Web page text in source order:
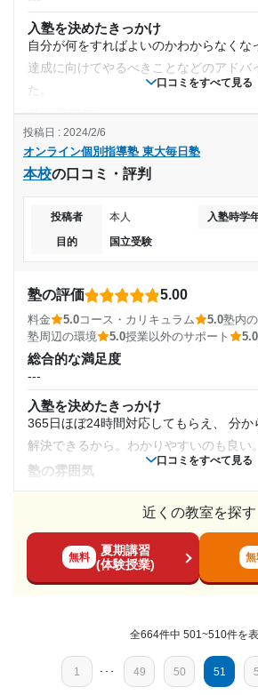
を受けてモチベーションを保ちつつ、
思う
---
塾からの返信
「東大毎日塾のメンターさんは、毎日
て、親身になってくださるので、ちょ
るため、入塾を決めた。」とのお言葉
引き続き国立受験という目標達成に向
トさせていただきます。
ご連絡いただけますと幸いでございま
引き続きよろしくお願いいたします。
※料金は口コミされた方が支払った金額の目安です
能性がございますので、詳しくは塾にお問い合わせ
通年
通塾頻度
1日あたりの授業時間
---
月額料金
目的の達成度
達成
一人で勉強するのに、モチベ管理、学
ぼり癖がなくせないなどの悩みがあっ
これらの悩みは消えたので達成された
「一人で勉強するのに、モチベ管理、
さぼり癖がなくせないなどの悩みがあ
て、これらの悩みは消えたので達成さ
す。
利用詳細
受講コース
通年
通塾頻度
---
1日あたりの授業時間
---
50,000円〜100,000円
目的の達成度
目的の達成理由
口コミをすべて見る
入塾を決めたきっかけ
自分が何をすればよいのかわからなくな
達成に向けてやるべきことなどのアドバ
た。
---
料金
メンターと１対１で話すことができ、学
い。
コース・カリキュラム
イントについてメンターからアドバイス
---
塾内の環境
メンターとはパソコンで１対１で話をし
塾周辺の環境
オンラインで自分の好きな時間に相談で
るので、とくに問題はない。
学習についての悩みや生活リズム等につ
をしてもらえてとても参考になる。
利用詳細
通塾期間
入塾時の学年
口コミをすべて見る
オンライン個別指導塾 東大毎日塾
本校の口コミ・評判
投稿日 : 2024/2/6
投稿者 本人 入塾時学
目的
国立受験
塾の評価 5.00
料金 5.0コース・カリキュラム 5.0塾内
塾周辺の環境
5.0授業以外のサポート 5.0
総合的な満足度
---
入塾を決めたきっかけ
365日ほぼ24時間対応してもらえ、 分か
解決できるから。わかりやすいのも良い。
塾の雰囲気
対応の丁寧さを考えると妥当な値段。質
使い方によっては得と言える。
コース・カリキュラム
塾内の環境
近くの教室を探す
無料
夏期講習
(体験授業)
全664件中 501~510件を
1 ･･･ 49 50 51